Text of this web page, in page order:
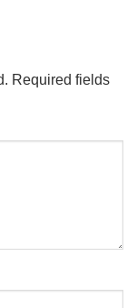
Required fields